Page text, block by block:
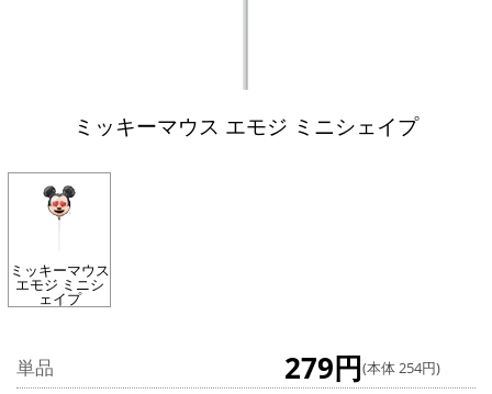
ミッキーマウス エモジ ミニシェイプ
ミッキーマウス
エモジ ミニシ
ェイプ
単品 279円(本体 254円)